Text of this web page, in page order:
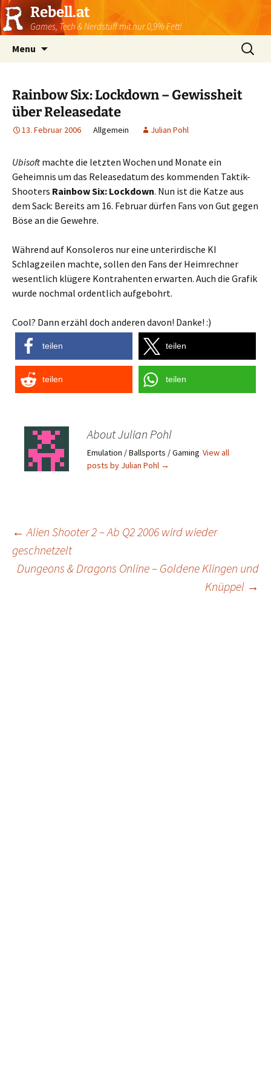
Rebell.at
Games, Tech & Nerdstuff mit nur 0,9% Fett!
Menu
Suchen
nach:
Rainbow Six: Lockdown – Gewissheit
über Releasedate
13. Februar 2006 Allgemein Julian Pohl
Ubisoftmachte die letzten Wochen und Monate ein
Geheimnis um das Releasedatum des kommenden Taktik-
Shooters Rainbow Six: Lockdown. Nun ist die Katze aus
dem Sack: Bereits am 16. Februar dürfen Fans von Gut gegen
Böse an die Gewehre.
Während auf Konsoleros nur eine unterirdische KI
Schlagzeilen machte, sollen den Fans der Heimrechner
wesentlich klügere Kontrahenten erwarten. Auch die Grafik
wurde nochmal ordentlich aufgebohrt.
Cool? Dann erzähl doch anderen davon! Danke! :)
teilen teilen
teilen teilen
About Julian Pohl
Emulation / Ballsports / Gaming View all
posts by Julian Pohl →
Post
navigation
← Alien Shooter 2 – Ab Q2 2006 wird wieder
geschnetzelt
Dungeons & Dragons Online – Goldene Klingen und
Knüppel →